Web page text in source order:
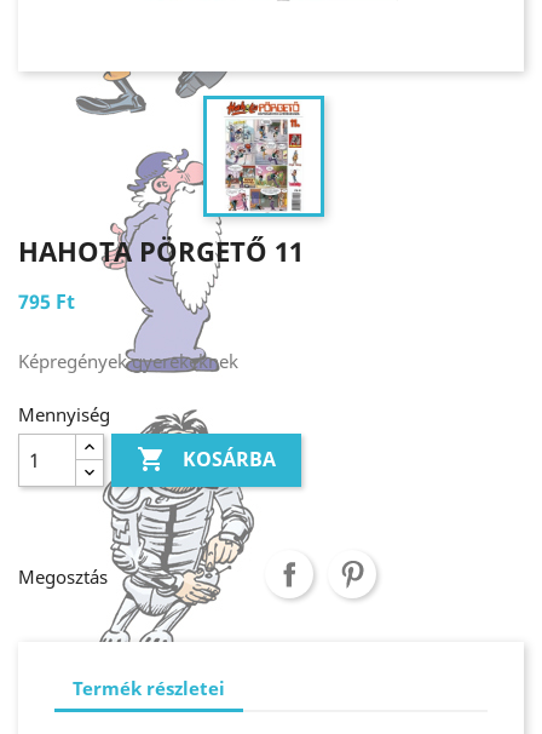
HAHOTA PÖRGETŐ 11
795 Ft
Képregények gyerekeknek
Mennyiség
 KOSÁRBA
Megosztás
Termék részletei